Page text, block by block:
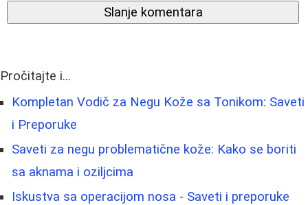
Slanje komentara
Pročitajte i...
Kompletan Vodič za Negu Kože sa Tonikom: Saveti
i Preporuke
Saveti za negu problematične kože: Kako se boriti
sa aknama i oziljcima
Iskustva sa operacijom nosa - Saveti i preporuke